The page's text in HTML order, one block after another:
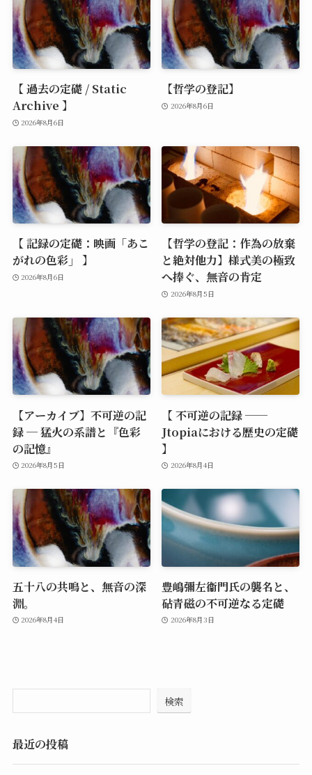
【 過去の定礎 / Static
Archive 】
2026年8月6日
【哲学の登記】
2026年8月6日
【 記録の定礎：映画「あこ
がれの色彩」 】
2026年8月6日
【哲学の登記：作為の放棄
と絶対他力】様式美の極致
へ捧ぐ、無音の肯定
2026年8月5日
【アーカイブ】不可逆の記
録 ─ 猛火の系譜と『色彩
の記憶』
2026年8月5日
【 不可逆の記録 ──
Jtopiaにおける歴史の定礎
】
2026年8月4日
五十八の共鳴と、無音の深
淵。
2026年8月4日
豊嶋彌左衞門氏の襲名と、
砧青磁の不可逆なる定礎
2026年8月3日
検索
最近の投稿